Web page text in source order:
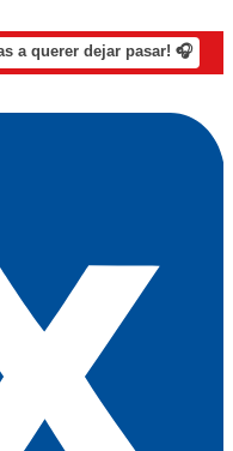
a querer dejar pasar! 🎧